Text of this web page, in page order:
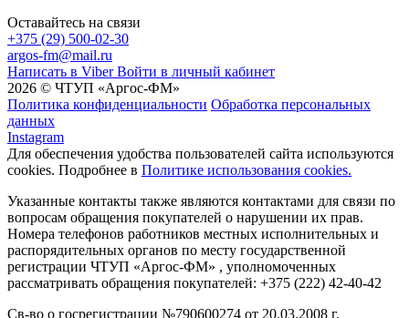
Оставайтесь на связи
+375 (29) 500-02-30
argos-fm@mail.ru
Написать в Viber Войти в личный кабинет
2026 © ЧТУП «Аргос-ФМ»
Политика конфиденциальности Обработка персональных
данных
Instagram
Для обеспечения удобства пользователей сайта используются
cookies. Подробнее в Политике использования cookies.
Указанные контакты также являются контактами для связи по
вопросам обращения покупателей о нарушении их прав.
Номера телефонов работников местных исполнительных и
распорядительных органов по месту государственной
регистрации ЧТУП «Аргос-ФМ» , уполномоченных
рассматривать обращения покупателей: +375 (222) 42-40-42
Св-во о госрегистрации №790600274 от 20.03.2008 г.